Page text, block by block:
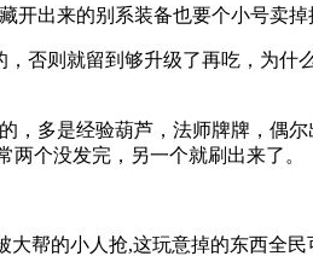
出来的别系装备也要个小号卖掉
则就留到够升级了再吃，为什
多是经验葫芦，法师牌牌，偶尔
个没发完，另一个就刷出来了。
帮的小人抢,这玩意掉的东西全民